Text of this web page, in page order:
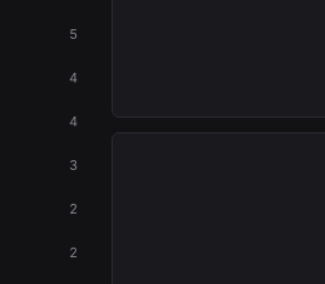
5
4
4
3
2
2